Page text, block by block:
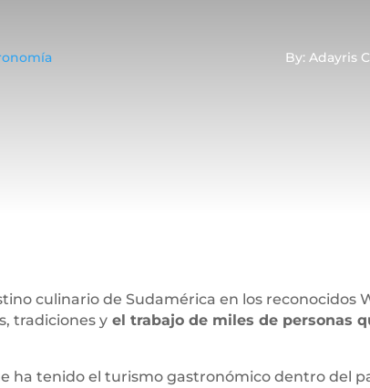
By: Adayris
culinario de Sudamérica en los reconocidos
tradiciones y el trabajo de miles de personas
tenido el turismo gastronómico dentro del